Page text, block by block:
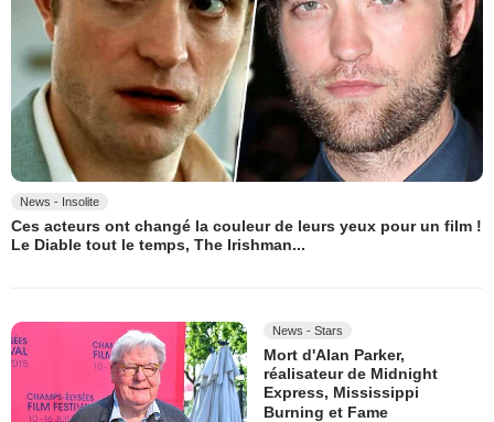
News - Insolite
Ces acteurs ont changé la couleur de leurs yeux pour un film !
Le Diable tout le temps, The Irishman...
News - Stars
Mort d'Alan Parker,
réalisateur de Midnight
Express, Mississippi
Burning et Fame